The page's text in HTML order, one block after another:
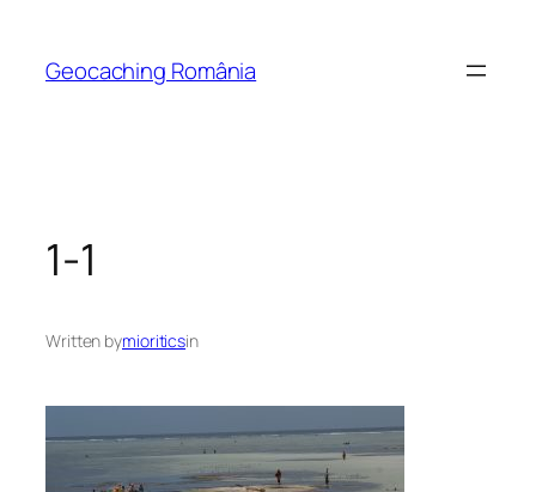
content
Geocaching România
1-1
Written bymioriticsin